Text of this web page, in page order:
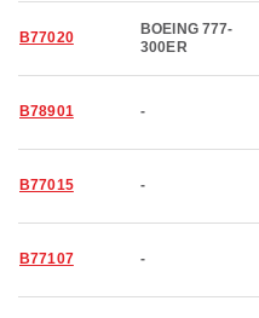
B77020
BOEING 777-
300ER
B78901 -
B77015 -
B77107 -